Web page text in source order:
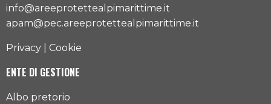
info@areeprotettealpimarittime.it
apam@pec.areeprotettealpimarittime.it
Privacy Cookie
ENTE DI GESTIONE
Albo pretorio